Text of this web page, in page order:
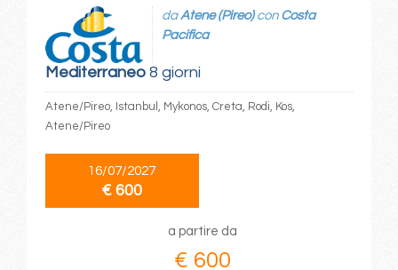
Mediterraneo8 giorni
daAtene (Pireo)con Costa
Pacifica
Atene/Pireo, Istanbul, Mykonos, Creta, Rodi, Kos,
Atene/Pireo
16/07/2027
€ 600
a partire da
€ 600